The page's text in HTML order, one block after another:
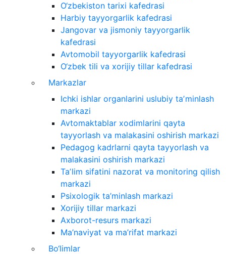
O‘zbekiston tarixi kafedrasi
Harbiy tayyorgarlik kafedrasi
Jangovar va jismoniy tayyorgarlik
kafedrasi
Avtomobil tayyorgarlik kafedrasi
O‘zbek tili va xorijiy tillar kafedrasi
Markazlar
Ichki ishlar organlarini uslubiy taʼminlash
markazi
Avtomaktablar xodimlarini qayta
tayyorlash va malakasini oshirish markazi
Pedagog kadrlarni qayta tayyorlash va
malakasini oshirish markazi
Taʼlim sifatini nazorat va monitoring qilish
markazi
Psixologik ta’minlash markazi
Xorijiy tillar markazi
Axborot-resurs markazi
Ma’naviyat va ma’rifat markazi
Bo‘limlar